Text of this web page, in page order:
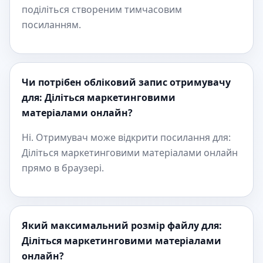
поділіться створеним тимчасовим
посиланням.
Чи потрібен обліковий запис отримувачу
для: Діліться маркетинговими
матеріалами онлайн?
Ні. Отримувач може відкрити посилання для:
Діліться маркетинговими матеріалами онлайн
прямо в браузері.
Який максимальний розмір файлу для:
Діліться маркетинговими матеріалами
онлайн?